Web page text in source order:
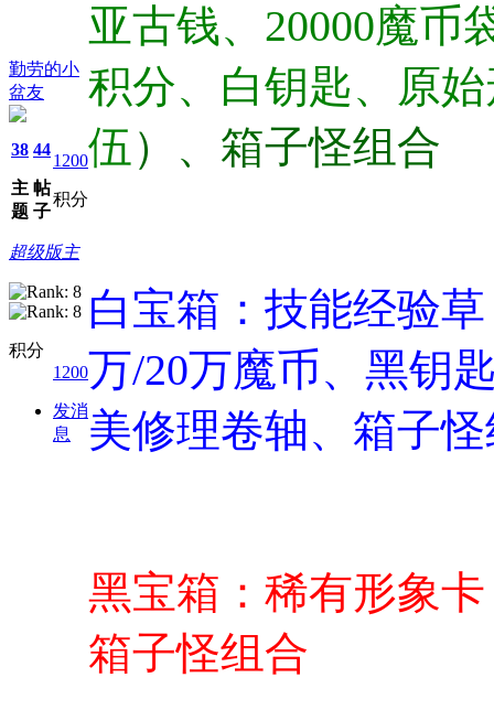
勤劳的小
盆友
38
主
题
44
帖
子
1200
积分
超级版主
积分
1200
发消
息
亚古钱、20000魔币
积分、白钥匙、原
伍 ）、箱子怪组合
白宝箱：技能经验
万/20万魔币、黑钥
美修理卷轴、箱子
黑宝箱：稀有形象
箱子怪组合